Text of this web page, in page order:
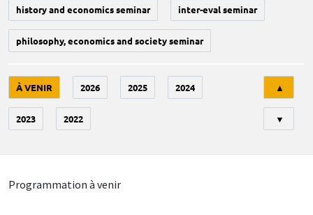
history and economics seminar inter-eval seminar
philosophy, economics and society seminar
À VENIR 2026 2025 2024
2023 2022
▲
▼
Programmation à venir